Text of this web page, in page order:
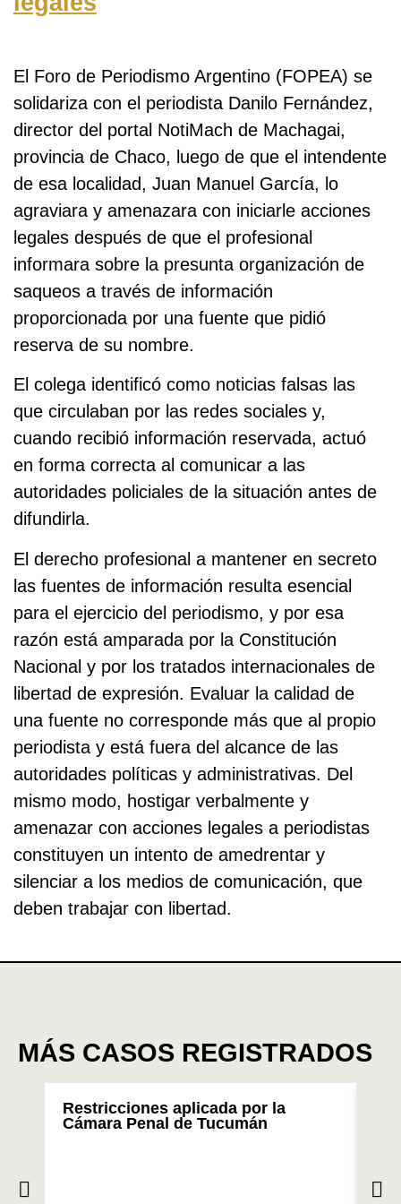
El Foro de Periodismo Argentino (FOPEA) se
solidariza con el periodista Danilo Fernández,
director del portal NotiMach de Machagai,
provincia de Chaco, luego de que el intendente
de esa localidad, Juan Manuel García, lo
agraviara y amenazara con iniciarle acciones
legales después de que el profesional
informara sobre la presunta organización de
saqueos a través de información
proporcionada por una fuente que pidió
reserva de su nombre.
El colega identificó como noticias falsas las
que circulaban por las redes sociales y,
cuando recibió información reservada, actuó
en forma correcta al comunicar a las
autoridades policiales de la situación antes de
difundirla.
El derecho profesional a mantener en secreto
las fuentes de información resulta esencial
para el ejercicio del periodismo, y por esa
razón está amparada por la Constitución
Nacional y por los tratados internacionales de
libertad de expresión. Evaluar la calidad de
una fuente no corresponde más que al propio
periodista y está fuera del alcance de las
autoridades políticas y administrativas. Del
mismo modo, hostigar verbalmente y
amenazar con acciones legales a periodistas
constituyen un intento de amedrentar y
silenciar a los medios de comunicación, que
deben trabajar con libertad.
MÁS CASOS REGISTRADOS
Restricciones aplicada por la
Cámara Penal de Tucumán